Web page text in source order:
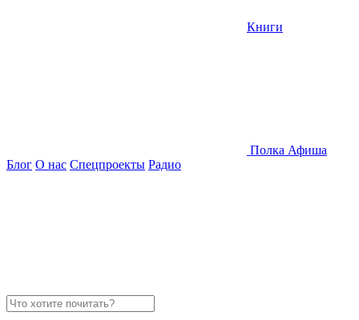
Книги
Полка Афиша
Блог О нас Спецпроекты Радио